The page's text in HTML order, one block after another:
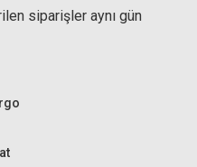
siparişler aynı gün